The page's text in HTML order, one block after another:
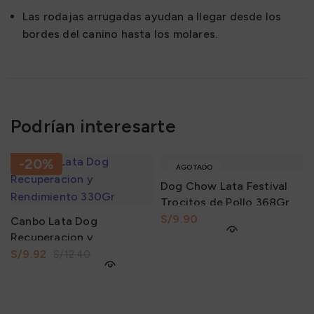
Las rodajas arrugadas ayudan a llegar desde los
bordes del canino hasta los molares.
Podrían interesarte
-20%
Canbo Lata Dog
Recuperacion y
Rendimiento 330Gr
S/9.92
AGOTADO
Dog Chow Lata Festival
Trocitos de Pollo 368Gr
S/